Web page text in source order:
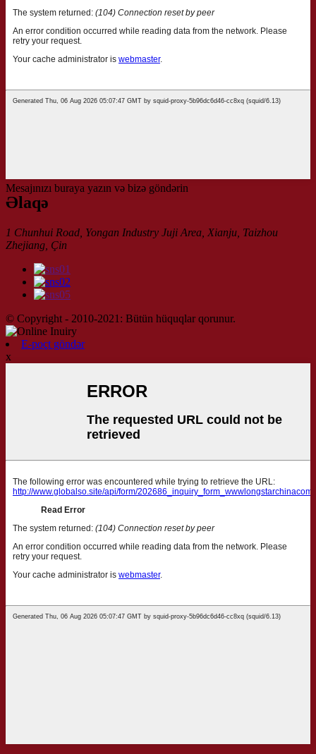
Mesajınızı buraya yazın və bizə göndərin
Əlaqə
1 Chunhui Road, Yongan Industry Juji Area, Xianju, Taizhou
Zhejiang, Çin
© Copyright - 2010-2021: Bütün hüquqlar qorunur.
E-poçt göndər
x